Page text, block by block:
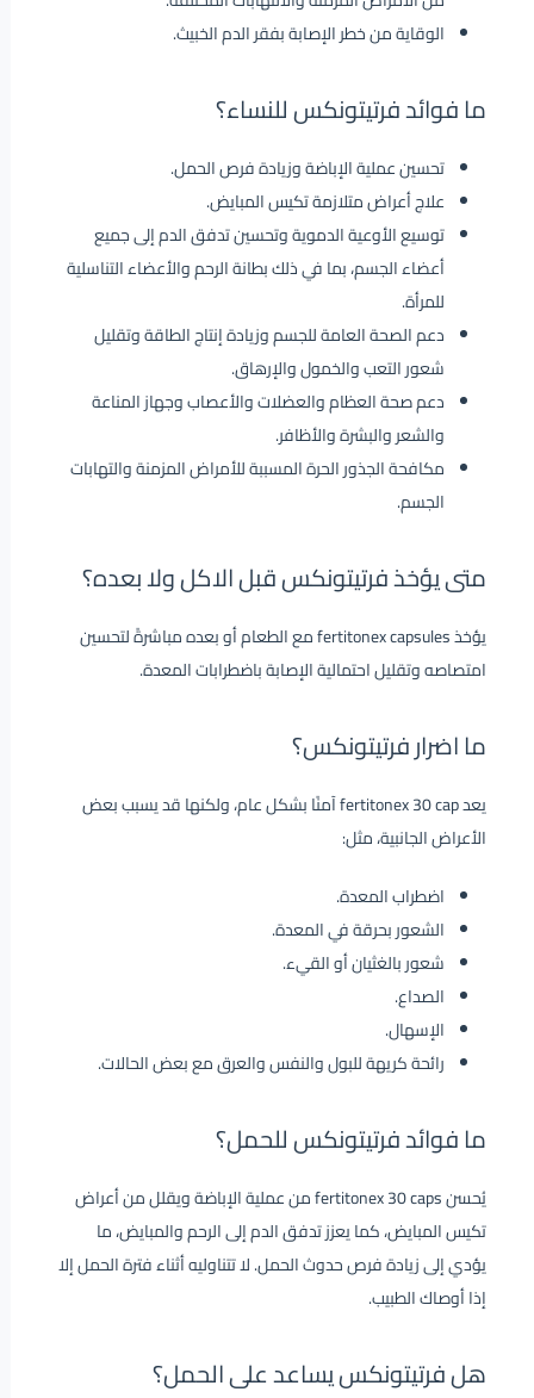
الوقاية من خطر الإصابة بفقر الدم الخبيث.
ما فوائد فرتيتونكس للنساء؟
تحسين عملية الإباضة وزيادة فرص الحمل.
علاج أعراض متلازمة تكيس المبايض.
توسيع الأوعية الدموية وتحسين تدفق الدم إلى جميع
أعضاء الجسم، بما في ذلك بطانة الرحم والأعضاء التناسلية
للمرأة.
دعم الصحة العامة للجسم وزيادة إنتاج الطاقة وتقليل
شعور التعب والخمول والإرهاق.
دعم صحة العظام والعضلات والأعصاب وجهاز المناعة
والشعر والبشرة والأظافر.
مكافحة الجذور الحرة المسببة للأمراض المزمنة والتهابات
الجسم.
متى يؤخذ فرتيتونكس قبل الاكل ولا بعده؟
يؤخذ fertitonex capsules مع الطعام أو بعده مباشرةً لتحسين
امتصاصه وتقليل احتمالية الإصابة باضطرابات المعدة.
ما اضرار فرتيتونكس؟
يعد fertitonex 30 cap آمنًا بشكل عام، ولكنها قد يسبب بعض
الأعراض الجانبية، مثل:
اضطراب المعدة.
الشعور بحرقة في المعدة.
شعور بالغثيان أو القيء.
الصداع.
الإسهال.
رائحة كريهة للبول والنفس والعرق مع بعض الحالات.
ما فوائد فرتيتونكس للحمل؟
يُحسن fertitonex 30 caps من عملية الإباضة ويقلل من أعراض
تكيس المبايض، كما يعزز تدفق الدم إلى الرحم والمبايض، ما
يؤدي إلى زيادة فرص حدوث الحمل. لا تتناوليه أثناء فترة الحمل إلا
إذا أوصاك الطبيب.
هل فرتيتونكس يساعد على الحمل؟